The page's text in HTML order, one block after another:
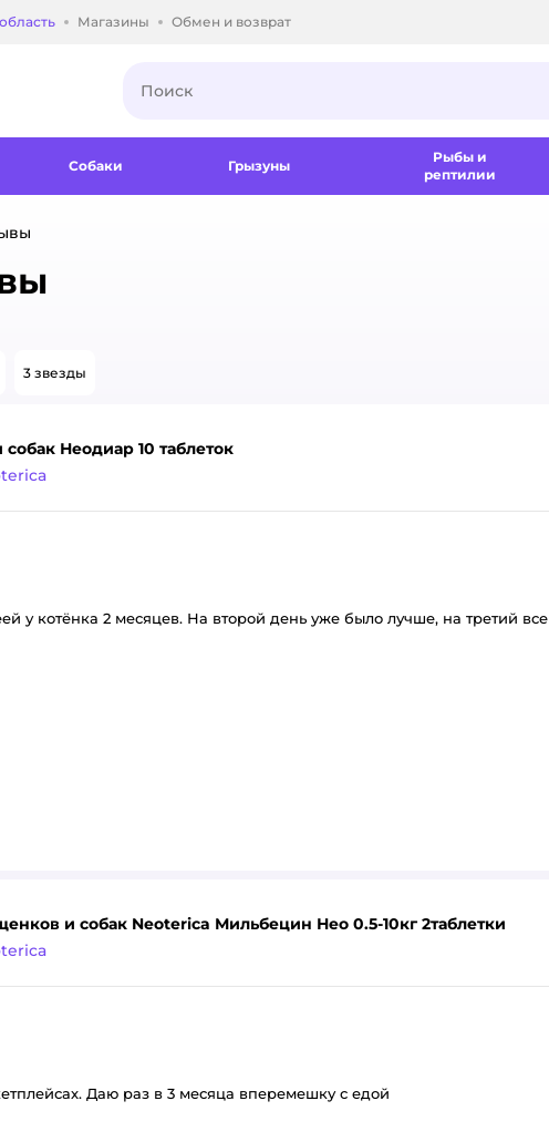
адреса доставки.
Магазины Обмен и возврат
Собаки Грызуны
Рыбы и
рептилии
3 звезды
Неодиар 10 таблеток
у котёнка 2 месяцев. На второй день уже было лучше, на третий все
и собак Neoterica Мильбецин Нео 0.5-10кг 2таблетки
Даю раз в 3 месяца вперемешку с едой